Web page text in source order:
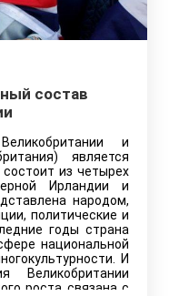
состав
и
является
состоит из четырех
Ирландии и
народом,
политические и
годы страна
национальной
И
Великобритании
роста связана с